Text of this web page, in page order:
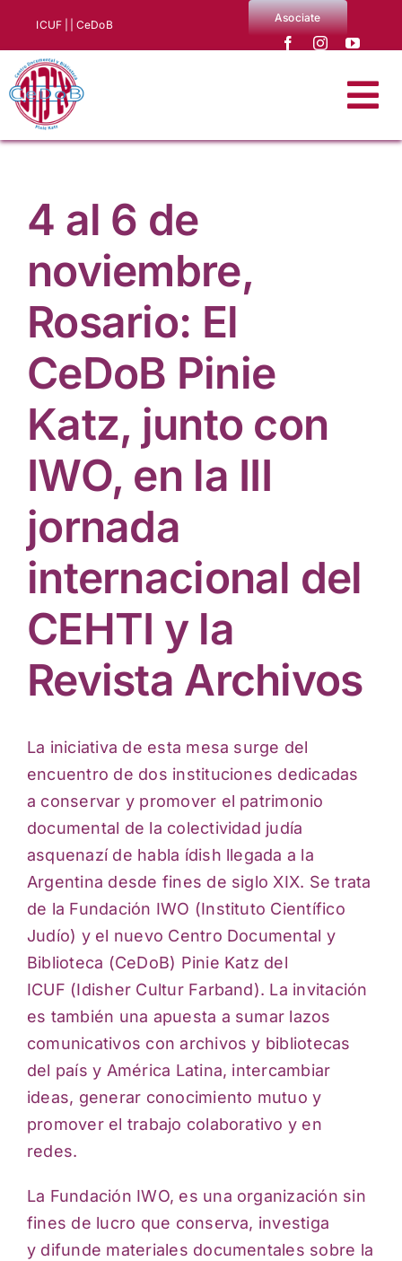
contenido
ICUF | | CeDoB
Asociate
Noticias
Producciones CeDoB
Biblioteca y archivo
Actividades culturales
4 al 6 de
noviembre,
Rosario: El
CeDoB Pinie
Katz, junto con
IWO, en la III
jornada
internacional del
CEHTI y la
Revista Archivos
La iniciativa de esta mesa surge del
encuentro de dos instituciones dedicadas
a conservar y promover el patrimonio
documental de la colectividad judía
asquenazí de habla ídish llegada a la
Argentina desde fines de siglo XIX. Se trata
de la Fundación IWO (Instituto Científico
Judío) y el nuevo Centro Documental y
Biblioteca (CeDoB) Pinie Katz del
ICUF (Idisher Cultur Farband). La invitación
es también una apuesta a sumar lazos
comunicativos con archivos y bibliotecas
del país y América Latina, intercambiar
ideas, generar conocimiento mutuo y
promover el trabajo colaborativo y en
redes.
La Fundación IWO, es una organización sin
fines de lucro que conserva, investiga
y difunde materiales documentales sobre la